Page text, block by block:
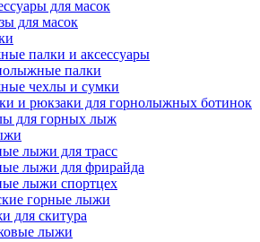
для масок
для масок
палки и аксессуары
палки
чехлы и сумки
и рюкзаки для горнолыжных ботинок
для горных лыж
лыжи для трасс
лыжи для фрирайда
лыжи спортцех
горные лыжи
для скитура
лыжи